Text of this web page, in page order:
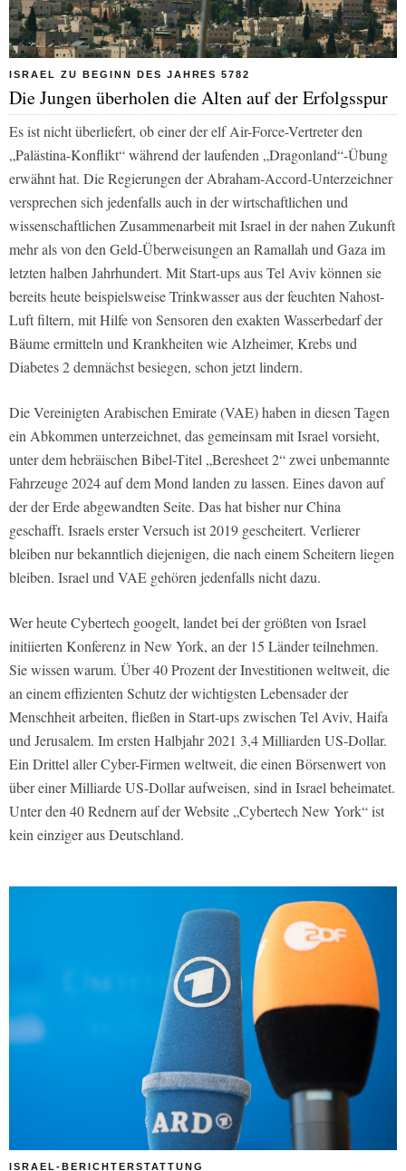
ISRAEL ZU BEGINN DES JAHRES 5782
Die Jungen überholen die Alten auf der Erfolgsspur
Es ist nicht überliefert, ob einer der elf Air-Force-Vertreter den
„Palästina-Konflikt“ während der laufenden „Dragonland“-Übung
erwähnt hat. Die Regierungen der Abraham-Accord-Unterzeichner
versprechen sich jedenfalls auch in der wirtschaftlichen und
wissenschaftlichen Zusammenarbeit mit Israel in der nahen Zukunft
mehr als von den Geld-Überweisungen an Ramallah und Gaza im
letzten halben Jahrhundert. Mit Start-ups aus Tel Aviv können sie
bereits heute beispielsweise Trinkwasser aus der feuchten Nahost-
Luft filtern, mit Hilfe von Sensoren den exakten Wasserbedarf der
Bäume ermitteln und Krankheiten wie Alzheimer, Krebs und
Diabetes 2 demnächst besiegen, schon jetzt lindern.
Die Vereinigten Arabischen Emirate (VAE) haben in diesen Tagen
ein Abkommen unterzeichnet, das gemeinsam mit Israel vorsieht,
unter dem hebräischen Bibel-Titel „Beresheet 2“ zwei unbemannte
Fahrzeuge 2024 auf dem Mond landen zu lassen. Eines davon auf
der der Erde abgewandten Seite. Das hat bisher nur China
geschafft. Israels erster Versuch ist 2019 gescheitert. Verlierer
bleiben nur bekanntlich diejenigen, die nach einem Scheitern liegen
bleiben. Israel und VAE gehören jedenfalls nicht dazu.
Wer heute Cybertech googelt, landet bei der größten von Israel
initiierten Konferenz in New York, an der 15 Länder teilnehmen.
Sie wissen warum. Über 40 Prozent der Investitionen weltweit, die
an einem effizienten Schutz der wichtigsten Lebensader der
Menschheit arbeiten, fließen in Start-ups zwischen Tel Aviv, Haifa
und Jerusalem. Im ersten Halbjahr 2021 3,4 Milliarden US-Dollar.
Ein Drittel aller Cyber-Firmen weltweit, die einen Börsenwert von
über einer Milliarde US-Dollar aufweisen, sind in Israel beheimatet.
Unter den 40 Rednern auf der Website „Cybertech New York“ ist
kein einziger aus Deutschland.
ISRAEL-BERICHTERSTATTUNG